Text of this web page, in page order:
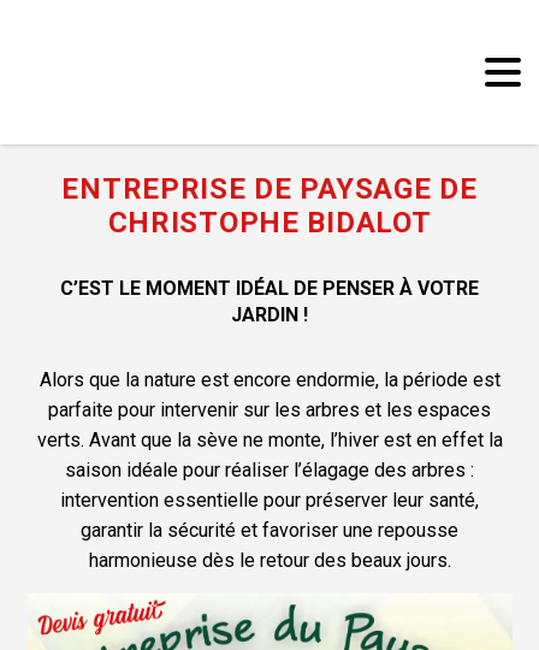
ENTREPRISE DE PAYSAGE DE
CHRISTOPHE BIDALOT
C’EST LE MOMENT IDÉAL DE PENSER À VOTRE
JARDIN !
Alors que la nature est encore endormie, la période est
parfaite pour intervenir sur les arbres et les espaces
verts. Avant que la sève ne monte, l’hiver est en effet la
saison idéale pour réaliser l’élagage des arbres :
intervention essentielle pour préserver leur santé,
garantir la sécurité et favoriser une repousse
harmonieuse dès le retour des beaux jours.